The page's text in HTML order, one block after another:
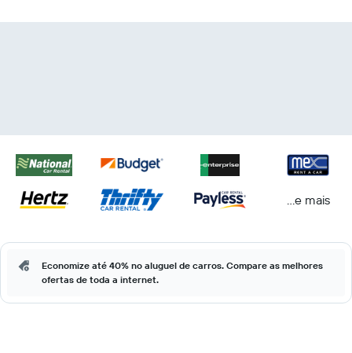
...e mais
Economize até 40% no aluguel de carros. Compare as melhores
ofertas de toda a internet.